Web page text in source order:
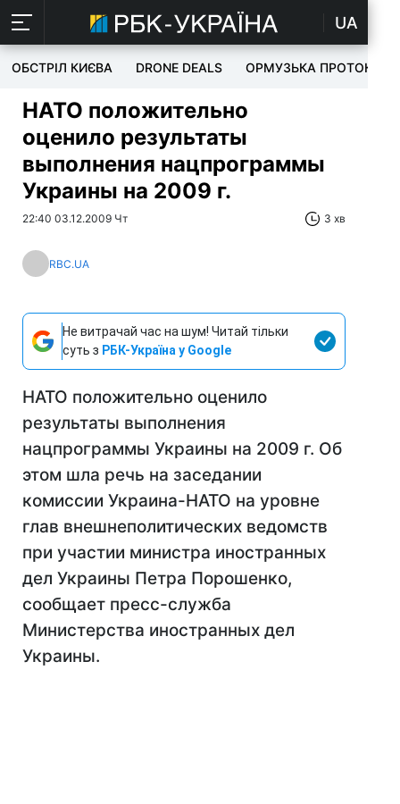
UA
ОБСТРІЛ КИЄВА DRONE DEALS ОРМУЗЬКА ПРОТОКА
НАТО положительно
оценило результаты
выполнения нацпрограммы
Украины на 2009 г.
22:40 03.12.2009 Чт 3 хв
RBC.UA
Не витрачай час на шум! Читай тільки
суть з РБК-Україна у Google
НАТО положительно оценило
результаты выполнения
нацпрограммы Украины на 2009 г. Об
этом шла речь на заседании
комиссии Украина-НАТО на уровне
глав внешнеполитических ведомств
при участии министра иностранных
дел Украины Петра Порошенко,
сообщает пресс-служба
Министерства иностранных дел
Украины.